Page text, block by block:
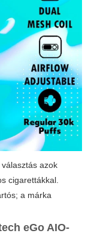
választás azok
cigarettákkal.
a márka
eGo AIO-